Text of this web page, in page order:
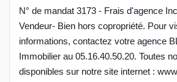
N° de mandat 3173 - Frais d'agence
Vendeur- Bien hors copropriété. Pour
informations, contactez votre agence
Immobilier au 05.16.40.50.20. Toutes
disponibles sur notre site internet :